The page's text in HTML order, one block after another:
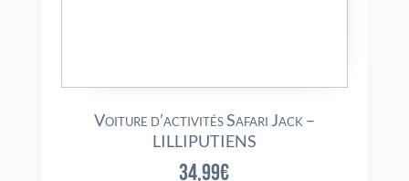
Voiture d’activités Safari Jack –
LILLIPUTIENS
34,99€